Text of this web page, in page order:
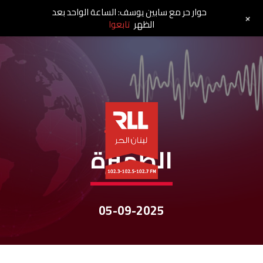
نشرات الأخبار
الظهيرة
05-09-2025
حوار حر مع سابين يوسف: الساعة الواحد بعد
الظهر تابعوا +